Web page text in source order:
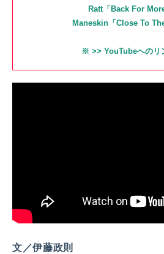
Ratt「Back For
Maneskin「Close To
※ >> YouTubeへのリ
文／伊藤政則